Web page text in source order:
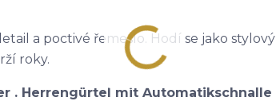
a poctivé řemeslo. Hodí se jako stylový
roky.
. Herrengürtel mit Automatikschnalle